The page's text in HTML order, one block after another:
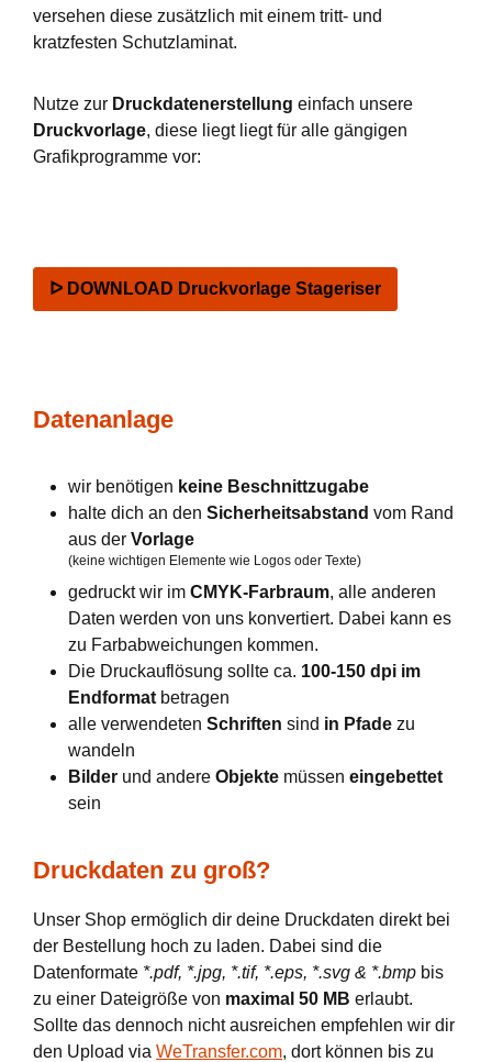
versehen diese zusätzlich mit einem tritt- und
kratzfesten Schutzlaminat.
Nutze zur Druckdatenerstellung einfach unsere
Druckvorlage, diese liegt liegt für alle gängigen
Grafikprogramme vor:
ᐅ DOWNLOAD Druckvorlage Stageriser
Datenanlage
wir benötigen keine Beschnittzugabe
halte dich an den Sicherheitsabstand vom Rand
aus der Vorlage
(keine wichtigen Elemente wie Logos oder Texte)
gedruckt wir im CMYK-Farbraum, alle anderen
Daten werden von uns konvertiert. Dabei kann es
zu Farbabweichungen kommen.
Die Druckauflösung sollte ca. 100-150 dpi im
Endformat betragen
alle verwendeten Schriften sind in Pfade zu
wandeln
Bilder und andere Objekte müssen eingebettet
sein
Druckdaten zu groß?
Unser Shop ermöglich dir deine Druckdaten direkt bei
der Bestellung hoch zu laden. Dabei sind die
Datenformate *.pdf, *.jpg, *.tif, *.eps, *.svg & *.bmp bis
zu einer Dateigröße von maximal 50 MB erlaubt.
Sollte das dennoch nicht ausreichen empfehlen wir dir
den Upload via WeTransfer.com, dort können bis zu